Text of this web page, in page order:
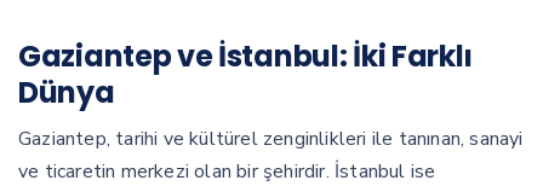
Gaziantep ve İstanbul: İki Farklı
Dünya
Gaziantep, tarihi ve kültürel zenginlikleri ile tanınan, sanayi
ve ticaretin merkezi olan bir şehirdir. İstanbul ise